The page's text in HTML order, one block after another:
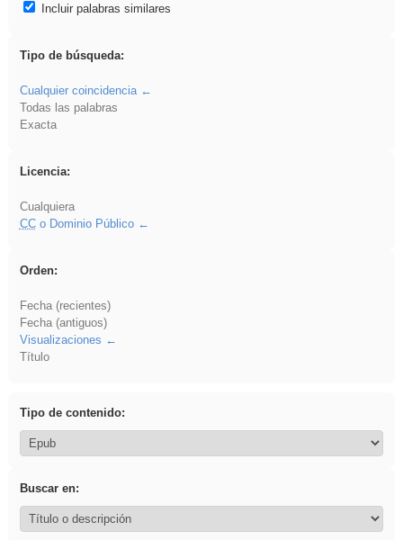
Incluir palabras similares
Tipo de búsqueda:
Cualquier coincidencia
Todas las palabras
Exacta
Licencia:
Cualquiera
CCo Dominio Público
Orden:
Fecha (recientes)
Fecha (antiguos)
Visualizaciones
Título
Tipo de contenido:
Buscar en: